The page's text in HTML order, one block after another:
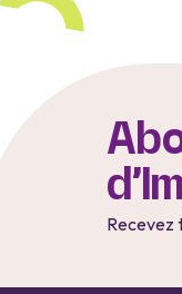
Recevez